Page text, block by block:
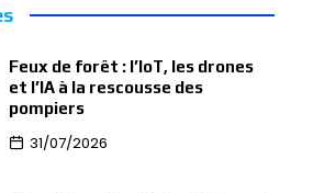
Feux de forêt : l’IoT, les drones
et l’IA à la rescousse des
pompiers
31/07/2026